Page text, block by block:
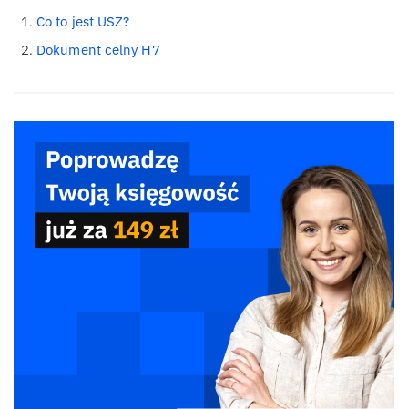
Co to jest USZ?
Dokument celny H7